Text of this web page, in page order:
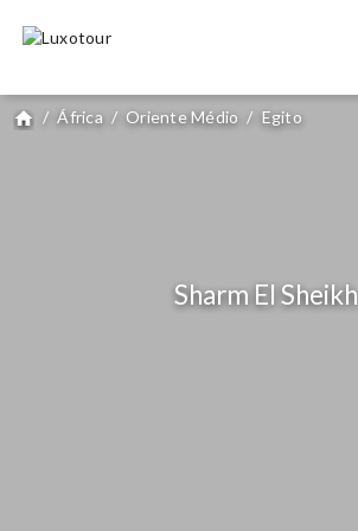
home / África / Oriente Médio / Egito
Sharm El Sheikh